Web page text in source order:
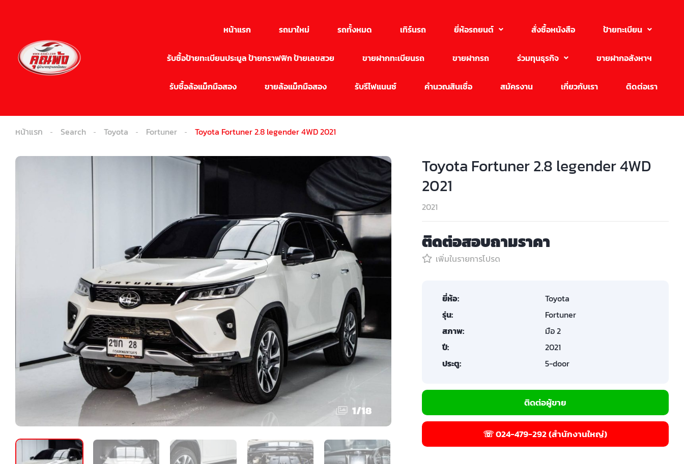
หน้าแรก รถมาใหม่ รถทั้งหมด เทิร์นรถ ยี่ห้อรถยนต์ สั่งซื้อหนังสือ ป้ายทะเบียน
รับซื้อป้ายทะเบียนประมูล ป้ายกราฟฟิก ป้ายเลขสวย ขายฝากทะเบียนรถ ขายฝากรถ ร่วมทุนธุรกิจ ขายฝากอสังหาฯ
รับซื้อล้อแม็กมือสอง ขายล้อแม็กมือสอง รับรีไฟแนนซ์ คำนวณสินเชื่อ สมัครงาน เกี่ยวกับเรา ติดต่อเรา
หน้าแรก Search Toyota Fortuner Toyota Fortuner 2.8 legender 4WD 2021
1/18
Toyota Fortuner 2.8 legender 4WD
2021
2021
ติดต่อสอบถามราคา
เพิ่มในรายการโปรด
ยี่ห้อ:
Toyota
รุ่น:
Fortuner
สภาพ:
มือ 2
ปี:
2021
ประตู:
5-door
ติดต่อผู้ขาย
☏ 024-479-292 (สำนักงานใหญ่)